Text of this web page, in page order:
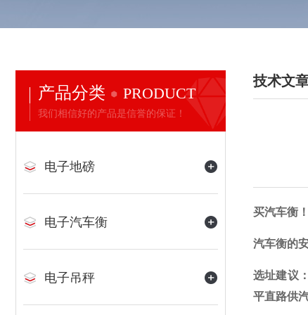
产品分类 PRODUCT
我们相信好的产品是信誉的保证！
电子地磅
电子汽车衡
电子吊秤
技术文
买汽车衡
汽车衡的
选址建议
平直路供